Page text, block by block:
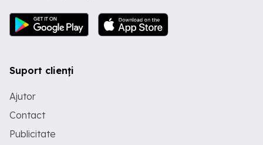
Suport clienți
Ajutor
Contact
Publicitate